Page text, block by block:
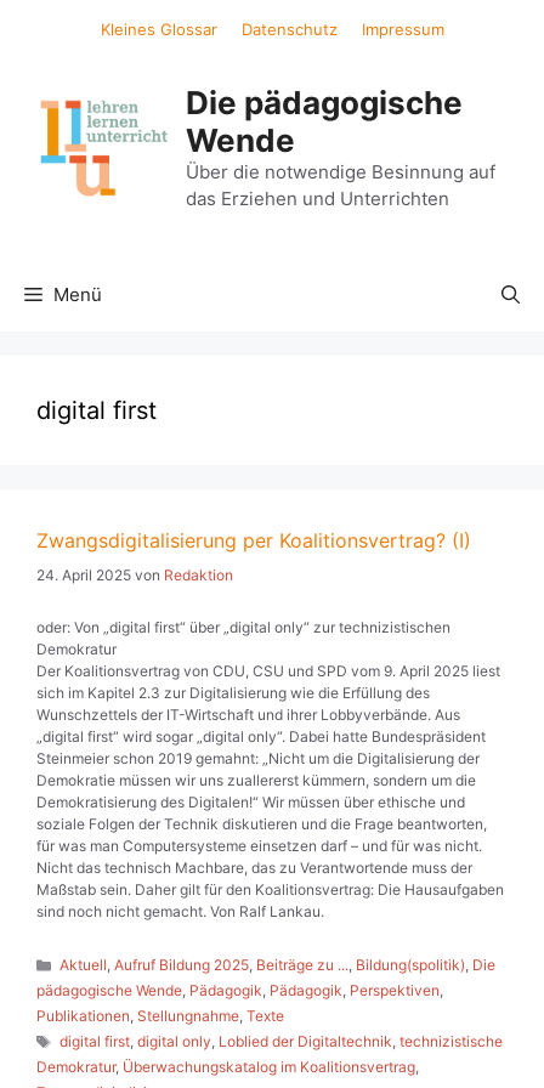
Kleines Glossar Datenschutz Impressum
Die pädagogische
Wende
Über die notwendige Besinnung auf
das Erziehen und Unterrichten
Menü
digital first
Zwangsdigitalisierung per Koalitionsvertrag? (I)
24. April 2025 von Redaktion
oder: Von „digital first“ über „digital only“ zur technizistischen
Demokratur
Der Koalitionsvertrag von CDU, CSU und SPD vom 9. April 2025 liest
sich im Kapitel 2.3 zur Digitalisierung wie die Erfüllung des
Wunschzettels der IT-Wirtschaft und ihrer Lobbyverbände. Aus
„digital first“ wird sogar „digital only“. Dabei hatte Bundespräsident
Steinmeier schon 2019 gemahnt: „Nicht um die Digitalisierung der
Demokratie müssen wir uns zuallererst kümmern, sondern um die
Demokratisierung des Digitalen!“ Wir müssen über ethische und
soziale Folgen der Technik diskutieren und die Frage beantworten,
für was man Computersysteme einsetzen darf – und für was nicht.
Nicht das technisch Machbare, das zu Verantwortende muss der
Maßstab sein. Daher gilt für den Koalitionsvertrag: Die Hausaufgaben
sind noch nicht gemacht. Von Ralf Lankau.
Kategorien
Aktuell,Aufruf Bildung 2025, Beiträge zu ..., Bildung(spolitik), Die
pädagogische Wende, Pädagogik, Pädagogik, Perspektiven,
Publikationen, Stellungnahme, Texte
Schlagwörter
digital first,digital only, Loblied der Digitaltechnik,technizistische
Demokratur, Überwachungskatalog im Koalitionsvertrag,